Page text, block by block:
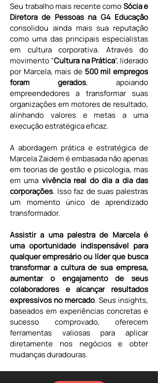
Seu trabalho mais recente como Sócia e
Diretora de Pessoas na G4 Educação
consolidou ainda mais sua reputação
como uma das principais especialistas
em cultura corporativa. Através do
movimento "Cultura na Prática", liderado
por Marcela, mais de 500 mil empregos
foram gerados, apoiando
empreendedores a transformar suas
organizações em motores de resultado,
alinhando valores e metas a uma
execução estratégica eficaz.
A abordagem prática e estratégica de
Marcela Zaidem é embasada não apenas
em teorias de gestão e psicologia, mas
em uma vivência real do dia a dia das
corporações. Isso faz de suas palestras
um momento único de aprendizado
transformador.
Assistir a uma palestra de Marcela é
uma oportunidade indispensável para
qualquer empresário ou líder que busca
transformar a cultura de sua empresa,
aumentar o engajamento de seus
colaboradores e alcançar resultados
expressivos no mercado. Seus insights,
baseados em experiências concretas e
sucesso comprovado, oferecem
ferramentas valiosas para aplicar
diretamente nos negócios e obter
mudanças duradouras.